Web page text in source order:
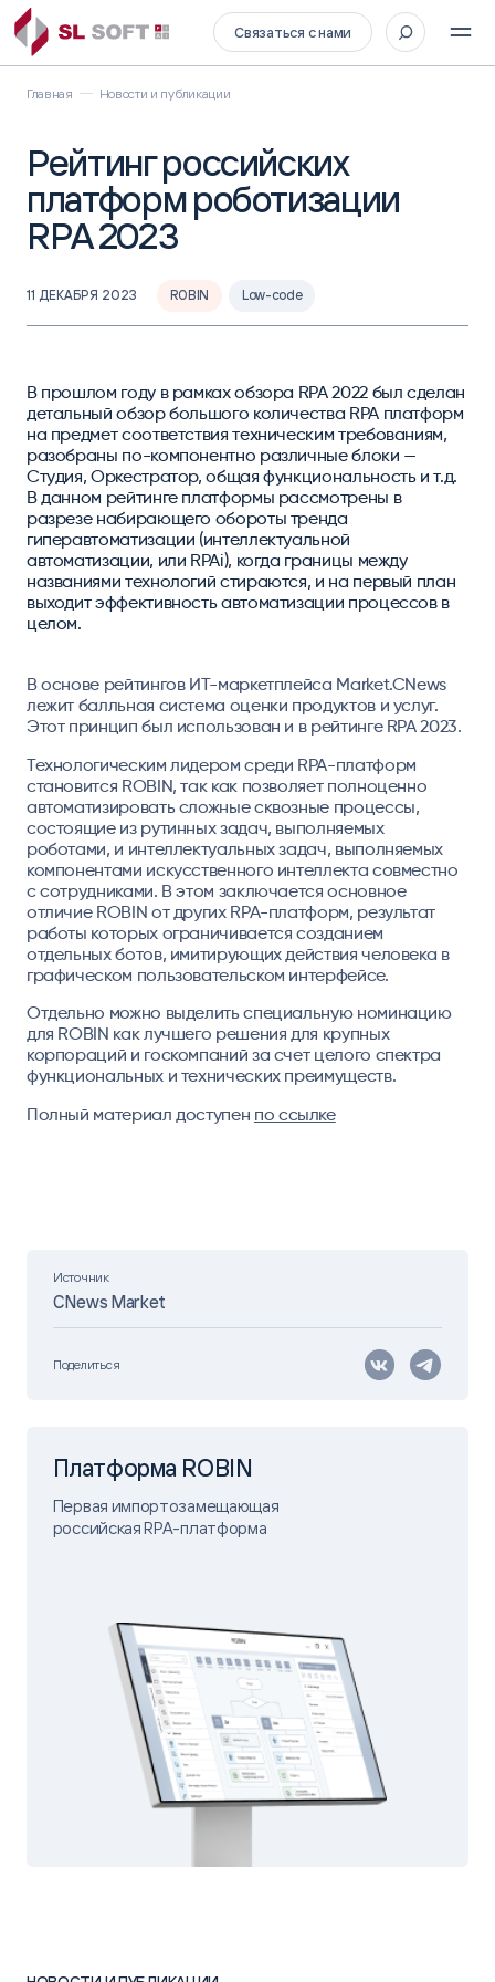
Связаться с нами
Главная Новости и публикации
Рейтинг российских
платформ роботизации
RPA 2023
11 ДЕКАБРЯ 2023 ROBIN Low-code
Источник
CNews Market
Поделиться
В прошлом году в рамках обзора RPA 2022 был сделан
детальный обзор большого количества RPA платформ
на предмет соответствия техническим требованиям,
разобраны по-компонентно различные блоки —
Студия, Оркестратор, общая функциональность и т.д.
В данном рейтинге платформы рассмотрены в
разрезе набирающего обороты тренда
гиперавтоматизации (интеллектуальной
автоматизации, или RPAi), когда границы между
названиями технологий стираются, и на первый план
выходит эффективность автоматизации процессов в
целом.
В основе рейтингов ИТ-маркетплейса Market.CNews
лежит балльная система оценки продуктов и услуг.
Этот принцип был использован и в рейтинге RPA 2023.
Технологическим лидером среди RPA-платформ
становится ROBIN, так как позволяет полноценно
автоматизировать сложные сквозные процессы,
состоящие из рутинных задач, выполняемых
роботами, и интеллектуальных задач, выполняемых
компонентами искусственного интеллекта совместно
с сотрудниками. В этом заключается основное
отличие ROBIN от других RPA-платформ, результат
работы которых ограничивается созданием
отдельных ботов, имитирующих действия человека в
графическом пользовательском интерфейсе.
Отдельно можно выделить специальную номинацию
для ROBIN как лучшего решения для крупных
корпораций и госкомпаний за счет целого спектра
функциональных и технических преимуществ.
Полный материал доступен по ссылке
Платформа ROBIN
Первая импортозамещающая
российская RPA-платформа